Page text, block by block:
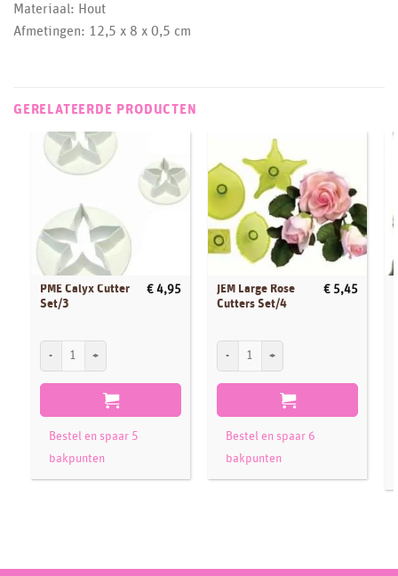
Materiaal: Hout
Afmetingen: 12,5 x 8 x 0,5 cm
GERELATEERDE PRODUCTEN
PME Calyx Cutter
Set/3
€ 4,95
PME Calyx Cutter Set/3 aantal
Bestel en spaar 5
bakpunten
JEM Large Rose
Cutters Set/4
€ 5,45
JEM Large Rose Cutters Set/4 aantal
Bestel en spaar 6
bakpunten